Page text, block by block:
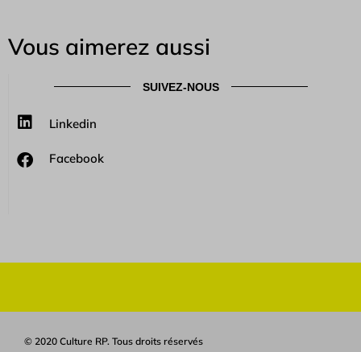
Vous aimerez aussi
SUIVEZ-NOUS
Linkedin
Facebook
© 2020 Culture RP. Tous droits réservés